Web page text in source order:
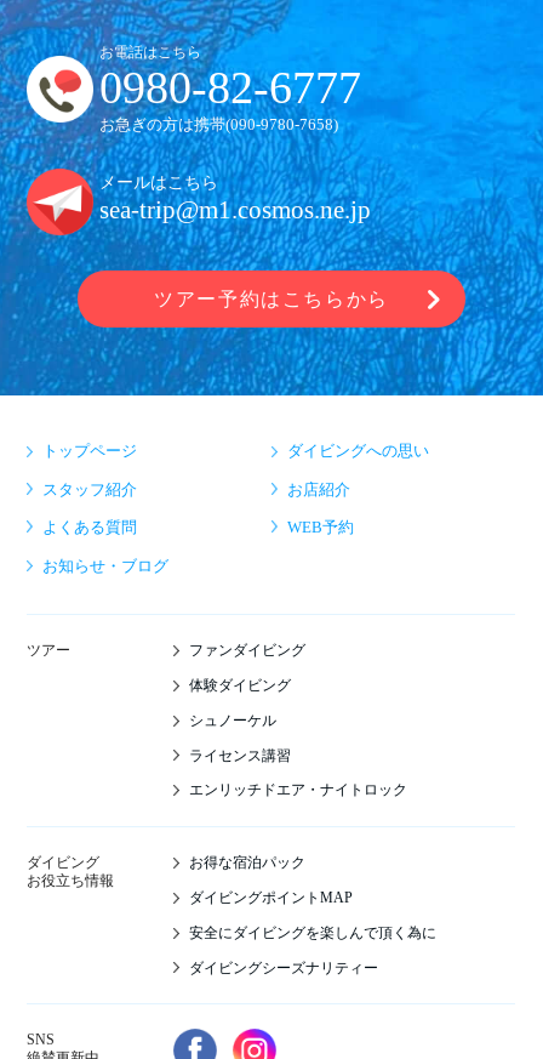
お電話はこちら
0980-82-6777
お急ぎの方は携帯(090-9780-7658)
メールはこちら
sea-trip@m1.cosmos.ne.jp
ツアー予約はこちらから
トップページ ダイビングへの思い
スタッフ紹介 お店紹介
よくある質問 WEB予約
お知らせ・ブログ
ツアー ファンダイビング
体験ダイビング
シュノーケル
ライセンス講習
エンリッチドエア・ナイトロック
ダイビング
お役立ち情報
お得な宿泊パック
ダイビングポイントMAP
安全にダイビングを楽しんで頂く為に
ダイビングシーズナリティー
SNS